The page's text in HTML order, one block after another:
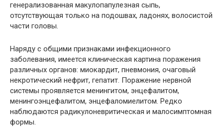
генерализованная макулопапулезная сыпь,
отсутствующая только на подошвах, ладонях, волосистой
части головы.
Наряду с общими признаками инфекционного
заболевания, имеется клиническая картина поражения
различных органов: миокардит, пневмония, очаговый
некротический нефрит, гепатит. Поражение нервной
системы проявляется менингитом, энцефалитом,
менингоэнцефалитом, энцефаломиелитом. Редко
наблюдаются радикулоневритическая и малосимптомная
формы.